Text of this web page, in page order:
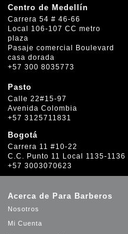
Centro de Medellín
Carrera 54 # 46-66
Local 106-107 CC metro
plaza
Pasaje comercial Boulevard
casa dorada
+57 300 8035773
Pasto
Calle 22#15-97
Avenida Colombia
+57 3125711831
Bogotá
Carrera 11 #10-22
C.C. Punto 11 Local 1135-1136
+57 3003070623
Acerca de Para Barberos
Nosotros
Mi Cuenta